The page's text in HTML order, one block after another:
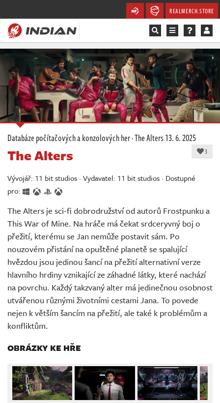
REALMERCH.STORE
Recenze
Videa
Soutěže
Databáze
Komunita
Redakce
Živě
Databáze počítačových a konzolových her·The Alters13. 6. 2025
3
The Alters
Vývojář: 11 bit studios · Vydavatel: 11 bit studios · Dostupné
pro:
The Alters je sci-fi dobrodružství od autorů Frostpunku a
This War of Mine. Na hráče má čekat srdceryvný boj o
přežití, kterému se Jan nemůže postavit sám. Po
nouzovém přistání na opuštěné planetě se spalující
hvězdou jsou jedinou šancí na přežití alternativní verze
hlavního hrdiny vznikající ze záhadné látky, které nachází
na povrchu. Každý takzvaný alter má jedinečnou osobnost
utvářenou různými životními cestami Jana. To povede
nejen k větším šancím na přežití, ale také k problémům a
konfliktům.
OBRÁZKY KE HŘE